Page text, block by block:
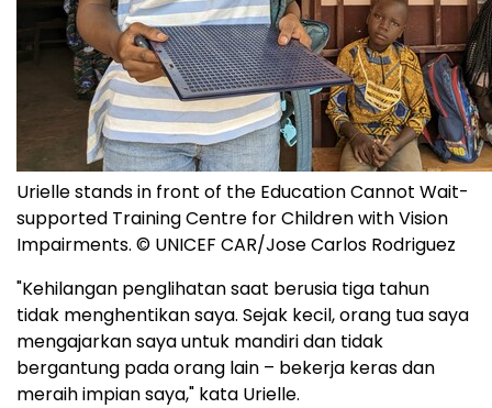
Urielle stands in front of the Education Cannot Wait-
supported Training Centre for Children with Vision
Impairments. © UNICEF CAR/Jose Carlos Rodriguez
"Kehilangan penglihatan saat berusia tiga tahun
tidak menghentikan saya. Sejak kecil, orang tua saya
mengajarkan saya untuk mandiri dan tidak
bergantung pada orang lain – bekerja keras dan
meraih impian saya," kata Urielle.